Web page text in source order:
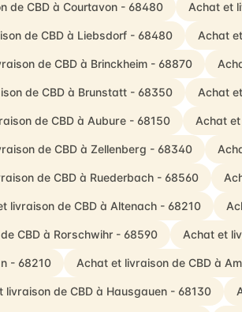
de CBD à Courtavon - 68480 Achat et
de CBD à Liebsdorf - 68480 Achat
de CBD à Brinckheim - 68870
de CBD à Brunstatt - 68350 Achat
de CBD à Aubure - 68150 Achat
de CBD à Zellenberg - 68340
de CBD à Ruederbach - 68560
livraison de CBD à Altenach - 68210
CBD à Rorschwihr - 68590 Achat et
- 68210 Achat et livraison de CBD à
livraison de CBD à Hausgauen - 68130